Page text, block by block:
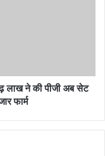
डेढ़ लाख ने की पीजी अब सेट
फार्म